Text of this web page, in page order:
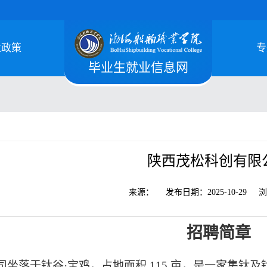
毕业生就业信息网
策
陕西茂松科创有限
来源： 发布日期： 2025-10-29
招聘简章